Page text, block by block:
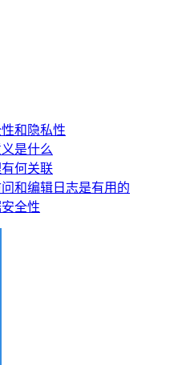
和隐私性
是什么
何关联
和编辑日志是有用的
全性